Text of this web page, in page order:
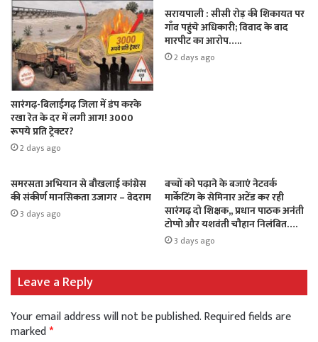
सारंगढ़-बिलाईगढ़ जिला में डंप करके
रखा रेत के दर में लगी आग! 3000
रूपये प्रति ट्रेक्टर?
2 days ago
सरायपाली : सीसी रोड़ की शिकायत पर
गाँव पहुंचे अधिकारी; विवाद के बाद
मारपीट का आरोप…..
2 days ago
समरसता अभियान से बौखलाई कांग्रेस
की संकीर्ण मानसिकता उजागर – वेदराम
3 days ago
बच्चों को पढ़ाने के बजाएं नेटवर्क
मार्केटिंग के सेमिनार अटेंड कर रही
सारंगढ़ दो शिक्षक,, प्रधान पाठक अनंती
टोप्पो और यशवंती चौहान निलंबित….
3 days ago
Leave a Reply
Your email address will not be published.Required fields are
marked*